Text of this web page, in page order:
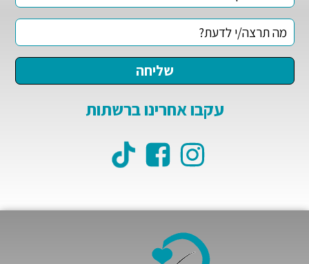
עקבו אחרינו ברשתות